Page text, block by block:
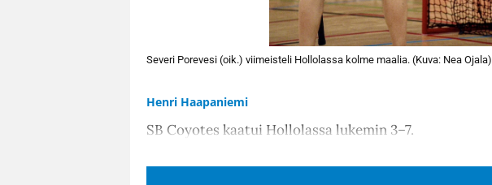
Severi Porevesi (oik.) viimeisteli Hollolassa kolme maalia. (Kuva: Nea Ojala)
Henri Haapaniemi
SB Coyotes kaatui Hollolassa lukemin 3–7.